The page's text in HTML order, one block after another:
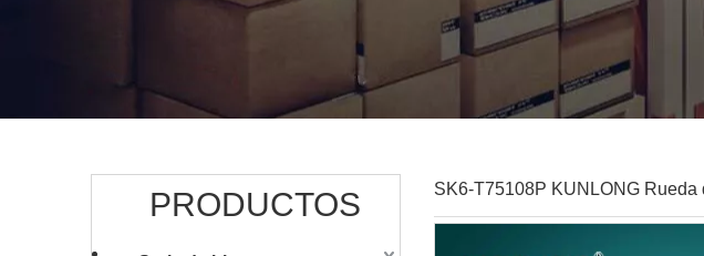
PRODUCTOS SK6-T75108P KUNLONG Rueda